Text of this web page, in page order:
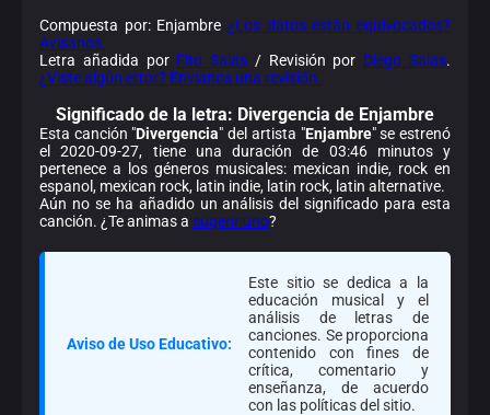
Compuesta por: Enjambre ¿Los datos están equivocados?
Avísanos.
Letra añadida por Fito Salas / Revisión por Diego Salas.
¿Viste algún error? Envíanos una revisión.
Significado de la letra: Divergencia de Enjambre
Esta canción "Divergencia" del artista "Enjambre" se estrenó
el 2020-09-27, tiene una duración de 03:46 minutos y
pertenece a los géneros musicales: mexican indie, rock en
espanol, mexican rock, latin indie, latin rock, latin alternative.
Aún no se ha añadido un análisis del significado para esta
canción. ¿Te animas a sugerir uno?
Aviso de Uso Educativo:
Este sitio se dedica a la
educación musical y el
análisis de letras de
canciones. Se proporciona
contenido con fines de
crítica, comentario y
enseñanza, de acuerdo
con las políticas del sitio.